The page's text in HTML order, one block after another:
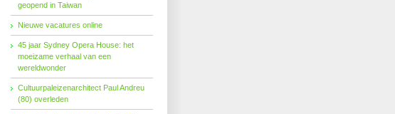
geopend in Taiwan
Nieuwe vacatures online
45 jaar Sydney Opera House: het
moeizame verhaal van een
wereldwonder
Cultuurpaleizenarchitect Paul Andreu
(80) overleden